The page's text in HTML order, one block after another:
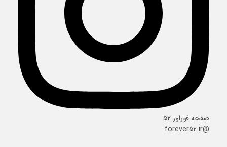
صفحه فوراور ۵۲
@forever52.ir